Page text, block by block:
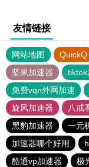
友情链接
网站地图 QuickQ
坚果加速器
tiktok
免费vqn外网加速
旋风加速器
八戒
黑豹加速器
一元
加速器哪个好用
酷通vp加速器
极